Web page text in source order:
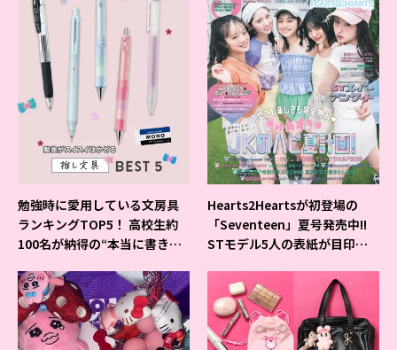
勉強時に愛用している文房具
ランキングTOP5！ 高校生約
100名が納得の“本当に書きや
Hearts2Heartsが初登場の
「Seventeen」夏号発売中!!
STモデル5人の表紙が目印だ